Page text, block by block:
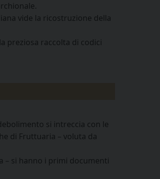
vide la ricostruzione della
preziosa raccolta di codici
si intreccia con le
di Fruttuaria – voluta da
– si hanno i primi documenti